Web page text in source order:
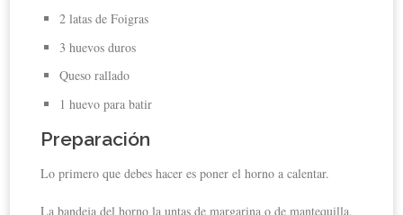
2 latas de Foigras
3 huevos duros
Queso rallado
1 huevo para batir
Preparación
Lo primero que debes hacer es poner el horno a calentar.
La bandeja del horno la untas de margarina o de mantequilla,